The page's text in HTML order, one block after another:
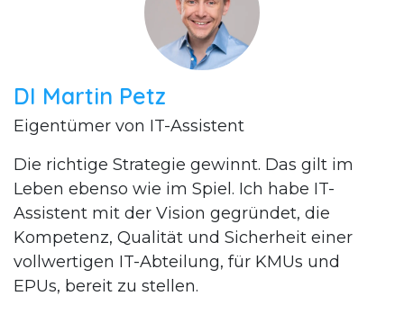
DI Martin Petz
Eigentümer von IT-Assistent
Die richtige Strategie gewinnt. Das gilt im
Leben ebenso wie im Spiel. Ich habe IT-
Assistent mit der Vision gegründet, die
Kompetenz, Qualität und Sicherheit einer
vollwertigen IT-Abteilung, für KMUs und
EPUs, bereit zu stellen.